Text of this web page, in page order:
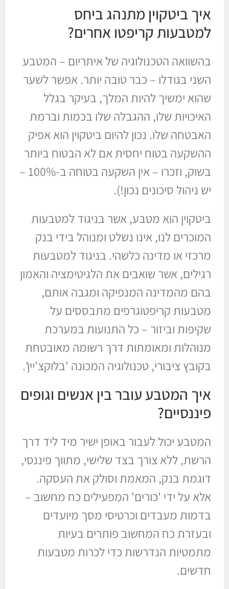
איך ביטקוין מתנהג ביחס
למטבעות קריפטו אחרים?
בהשוואה הטכנולוגיה של איתריום – המטבע
השני בגודלו – כבר טובה יותר. אפשר לשער
שהוא ימשיך להיות המלך, בעיקר בגלל
האיכויות שלו, ההגבלה שלו בכמות וברמת
האבטחה שלו. נכון להיום ביטקוין הוא אפיק
ההשקעה בטוח יחסית אם לא הבטוח ביותר
בשוק, וזכרו – אין השקעה בטוחה ב-100% –
יש ניהול סיכונים נכון!).
ביטקוין הוא מטבע, אשר בניגוד למטבעות
המוכרים לנו, אינו נשלט ומנוהל בידי בנק
מרכזי או מדינה כלשהי. בניגוד למטבעות
רגילים, אשר שואבים את הלגיטימציה והאמון
בהם מהמדינה המנפיקה ומגבה אותם,
מטבעות קריפטוגרפים מתבססים על
שקיפות וביזור – כל התנועות במערכת
מנוהלות ומאומתות דרך רשומה מאובטחת
בקובץ ציבורי, טכנולוגיה המכונה 'בלוקצ'יין'.
איך המטבע עובר בין אנשים וגופים
פיננסיים?
המטבע יכול לעבור באופן ישיר מיד ליד דרך
הרשת, ללא צורך בצד שלישי, מתווך פיננסי,
דוגמת בנק, המאמת וסולק את העסקה.
אלא על ידי 'כורים' המפעילים כח מחשוב –
בדמות מעבדים וכרטיסי מסך מיועדים
ובעזרת כח המחשוב פותרים בעיות
מתמטיות הנדרשות כדי לכרות מטבעות
חדשים.